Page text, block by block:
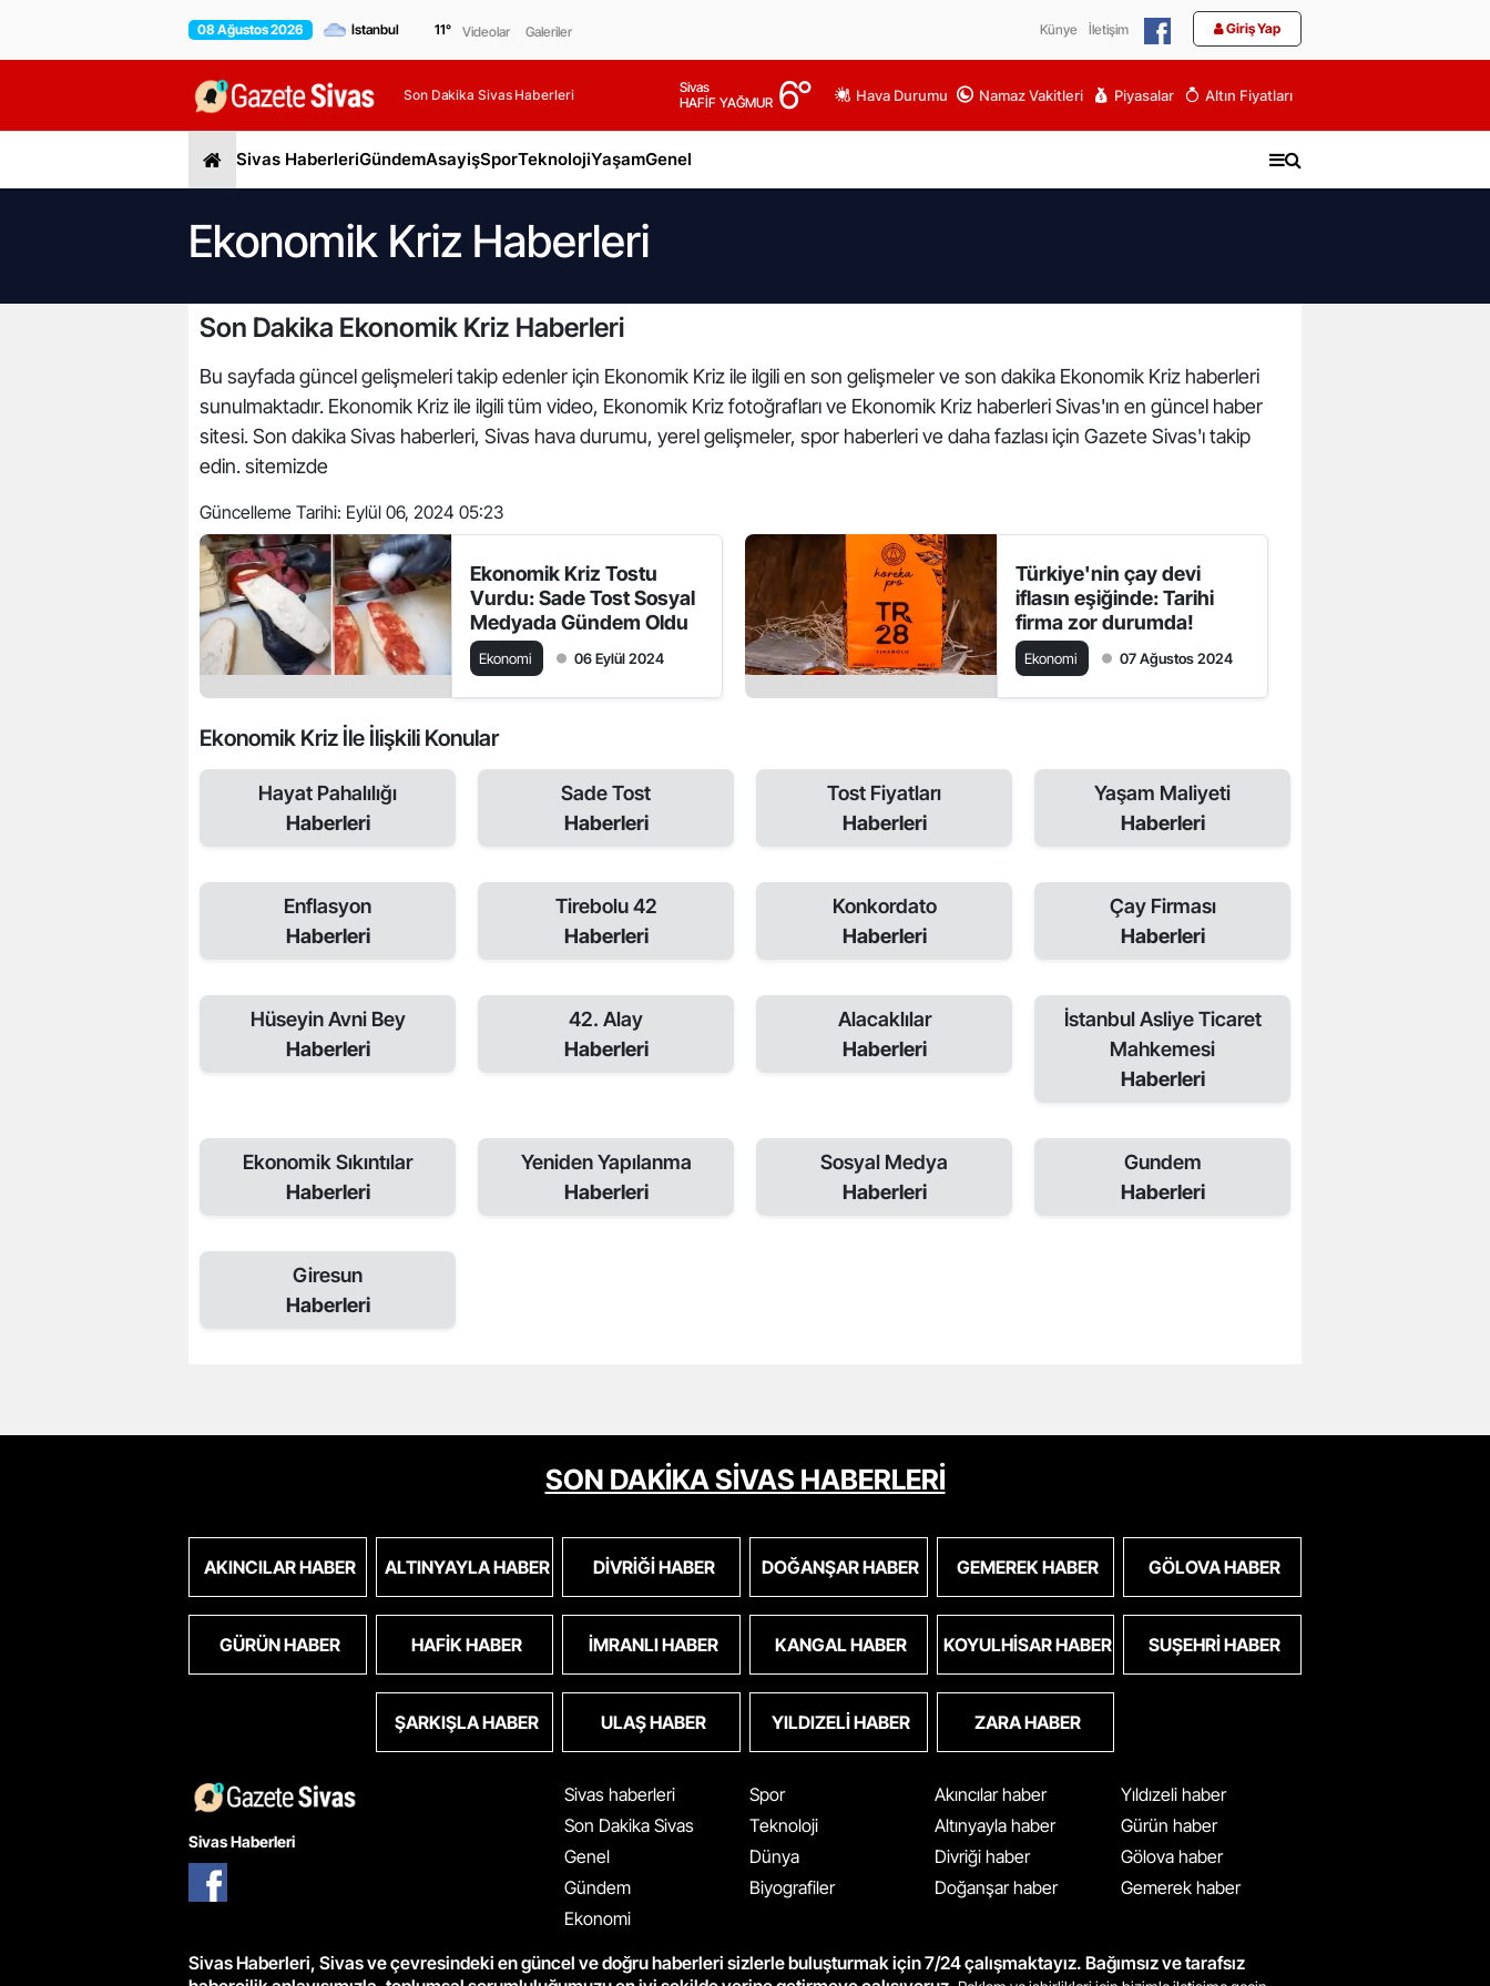
08 Ağustos 2026 11° Videolar Galeriler Künye İletişim Giriş Yap
Son Dakika Sivas Haberleri
Sivas
HAFİF YAĞMUR 6° Hava Durumu Namaz Vakitleri Piyasalar Altın Fiyatları
Sivas HaberleriGündemAsayişSporTeknolojiYaşamGenel
Ekonomik Kriz Haberleri
Son Dakika Ekonomik Kriz Haberleri
Bu sayfada güncel gelişmeleri takip edenler için Ekonomik Kriz ile ilgili en son gelişmeler ve son dakika Ekonomik Kriz haberleri
sunulmaktadır. Ekonomik Kriz ile ilgili tüm video, Ekonomik Kriz fotoğrafları ve Ekonomik Kriz haberleri Sivas'ın en güncel haber
sitesi. Son dakika Sivas haberleri, Sivas hava durumu, yerel gelişmeler, spor haberleri ve daha fazlası için Gazete Sivas'ı takip
edin. sitemizde
Güncelleme Tarihi: Eylül 06, 2024 05:23
Ekonomik Kriz Tostu
Vurdu: Sade Tost Sosyal
Medyada Gündem Oldu
Ekonomi 06 Eylül 2024
Türkiye'nin çay devi
iflasın eşiğinde: Tarihi
firma zor durumda!
Ekonomi 07 Ağustos 2024
Ekonomik Kriz İle İlişkili Konular
Hayat Pahalılığı
Haberleri
Sade Tost
Haberleri
Tost Fiyatları
Haberleri
Yaşam Maliyeti
Haberleri
Enflasyon
Haberleri
Tirebolu 42
Haberleri
Konkordato
Haberleri
Çay Firması
Haberleri
Hüseyin Avni Bey
Haberleri
42. Alay
Haberleri
Alacaklılar
Haberleri
İstanbul Asliye Ticaret
Mahkemesi
Haberleri
Ekonomik Sıkıntılar
Haberleri
Yeniden Yapılanma
Haberleri
Sosyal Medya
Haberleri
Gundem
Haberleri
Giresun
Haberleri
SON DAKİKA SİVAS HABERLERİ
AKINCILAR HABER ALTINYAYLA HABER DIVRIĞI HABER DOĞANŞAR HABER GEMEREK HABER GÖLOVA HABER
GÜRÜN HABER HAFIK HABER İMRANLI HABER KANGAL HABER KOYULHISAR HABER SUŞEHRI HABER
ŞARKIŞLA HABER ULAŞ HABER YILDIZELI HABER ZARA HABER
Sivas Haberleri
Sivas haberleri
Son Dakika Sivas
Genel
Gündem
Ekonomi
Spor
Teknoloji
Dünya
Biyografiler
Akıncılar haber
Altınyayla haber
Divriği haber
Doğanşar haber
Yıldızeli haber
Gürün haber
Gölova haber
Gemerek haber
Sivas Haberleri, Sivas ve çevresindeki en güncel ve doğru haberleri sizlerle buluşturmak için 7/24 çalışmaktayız. Bağımsız ve tarafsız